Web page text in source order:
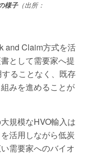
様子（出所：
and Claim方式を活
として需要家へ提
ることなく、既存
みを進めることが
規模なHVO輸入は
活用しながら低炭
需要家へのバイオ